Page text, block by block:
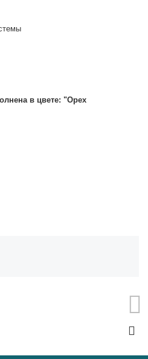
в цвете: "Орех